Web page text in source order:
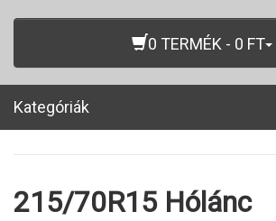
0 TERMÉK - 0 FT
Kategóriák
215/70R15 Hólánc